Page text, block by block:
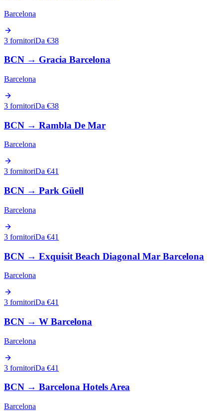
Barcelona
3 fornitoriDa €38
BCN → Gracia Barcelona
Barcelona
3 fornitoriDa €38
BCN → Rambla De Mar
Barcelona
3 fornitoriDa €41
BCN → Park Güell
Barcelona
3 fornitoriDa €41
BCN → Exquisit Beach Diagonal Mar Barcelona
Barcelona
3 fornitoriDa €41
BCN → W Barcelona
Barcelona
3 fornitoriDa €41
BCN → Barcelona Hotels Area
Barcelona